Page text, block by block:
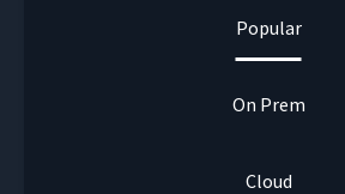
Popular
On Prem
Cloud